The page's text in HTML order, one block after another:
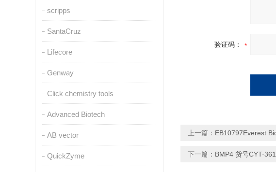
scripps
SantaCruz
Lifecore
Genway
Click chemistry tools
Advanced Biotech
AB vector
QuickZyme
验证码：
上一篇： EB10797Everest
下一篇： BMP4 货号CYT-